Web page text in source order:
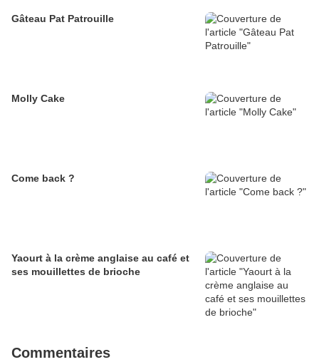
Gâteau Pat Patrouille
Molly Cake
Come back ?
Yaourt à la crème anglaise au café et
ses mouillettes de brioche
Commentaires